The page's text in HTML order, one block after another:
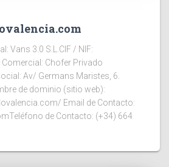
Vans 3.0 S.L.CIF / NIF:
Chofer Privado
Av/ Germans Maristes, 6.
de dominio (sitio web):
Email de Contacto:
de Contacto: (+34) 664